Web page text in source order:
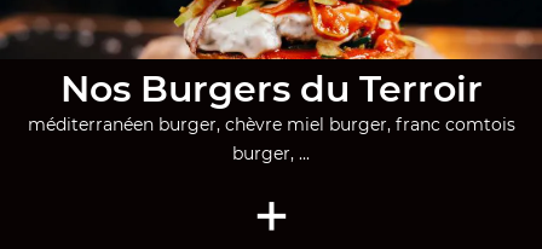
Nos Burgers du Terroir
méditerranéen burger, chèvre miel burger, franc comtois
burger, ...
+